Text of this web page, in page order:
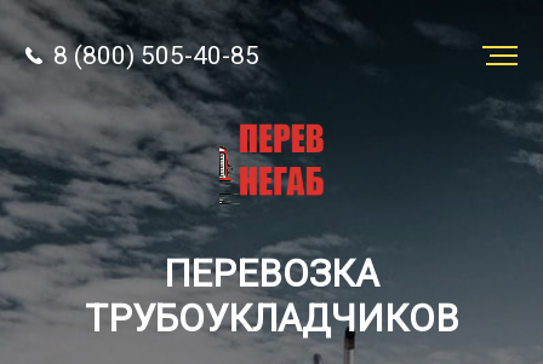
Заказать
перевозку
8 (800) 505-40-85
ПЕРЕВОЗКА
ТРУБОУКЛАДЧИКОВ